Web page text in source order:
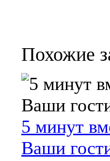
Похожие
5 минут
Ваши